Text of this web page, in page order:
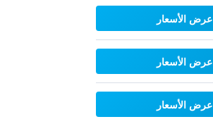
عرض الأسعار
عرض الأسعار
عرض الأسعار